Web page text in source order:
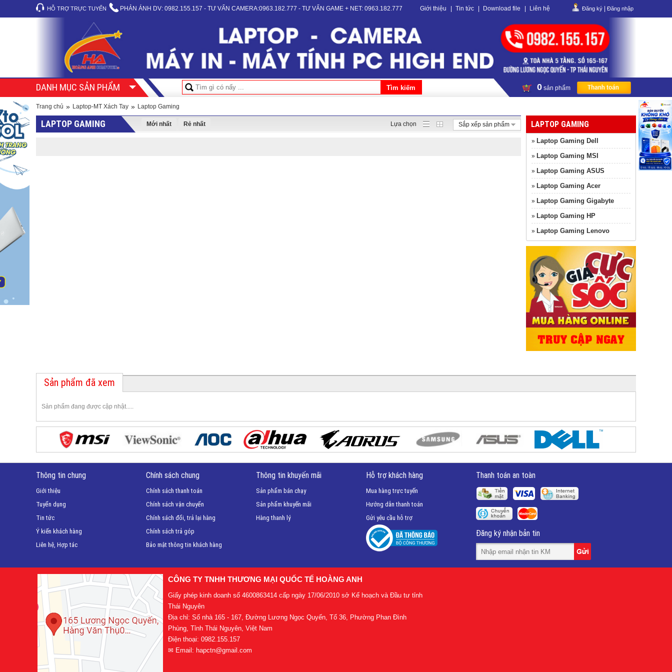
HỖ TRỢ TRỰC TUYẾN PHẢN ÁNH DV: 0982.155.157 - TƯ VẤN CAMERA:0963.182.777 - TƯ VẤN GAME + NET: 0963.182.777 Giới thiệu Tin tức Download file Liên hệ Đăng ký Đăng nhập
DANH MỤC SẢN PHẨM 0 sản phẩm
Trang chủ » Laptop-MT Xách Tay » Laptop Gaming
LAPTOP GAMING Mới nhất Rẻ nhất Sắp xếp sản phẩm
Lựa chọn LAPTOP GAMING
» Laptop Gaming Dell
» Laptop Gaming MSI
» Laptop Gaming ASUS
» Laptop Gaming Acer
» Laptop Gaming Gigabyte
» Laptop Gaming HP
» Laptop Gaming Lenovo
Sản phẩm đã xem
Sản phẩm đang được cập nhật.....
Thông tin chung
Giới thiệu
Tuyển dụng
Tin tức
Ý kiến khách hàng
Liên hệ, Hợp tác
Chính sách chung
Chính sách thanh toán
Chính sách vận chuyển
Chính sách đổi, trả lại hàng
Chính sách trả góp
Bảo mật thông tin khách hàng
Thông tin khuyến mãi
Sản phẩm bán chạy
Sản phẩm khuyến mãi
Hàng thanh lý
Hỗ trợ khách hàng
Mua hàng trực tuyến
Hướng dẫn thanh toán
Gửi yêu cầu hỗ trợ
Thanh toán an toàn
Đăng ký nhận bản tin
CÔNG TY TNHH THƯƠNG MẠI QUỐC TẾ HOÀNG ANH
Giấy phép kinh doanh số 4600863414 cấp ngày 17/06/2010 sở Kế hoạch và Đầu tư tỉnh
Thái Nguyên
Địa chỉ: Số nhà 165 - 167, Đường Lương Ngọc Quyến, Tổ 36, Phường Phan Đình
Phùng, Tỉnh Thái Nguyên, Việt Nam
Điện thoại: 0982.155.157
✉ Email: hapctn@gmail.com